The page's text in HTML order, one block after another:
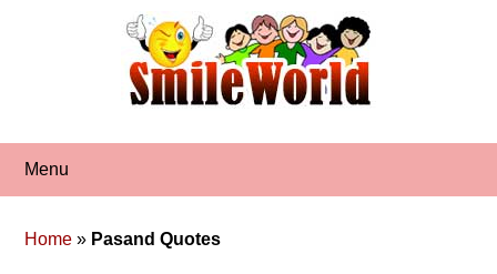
Menu
Home » Pasand Quotes